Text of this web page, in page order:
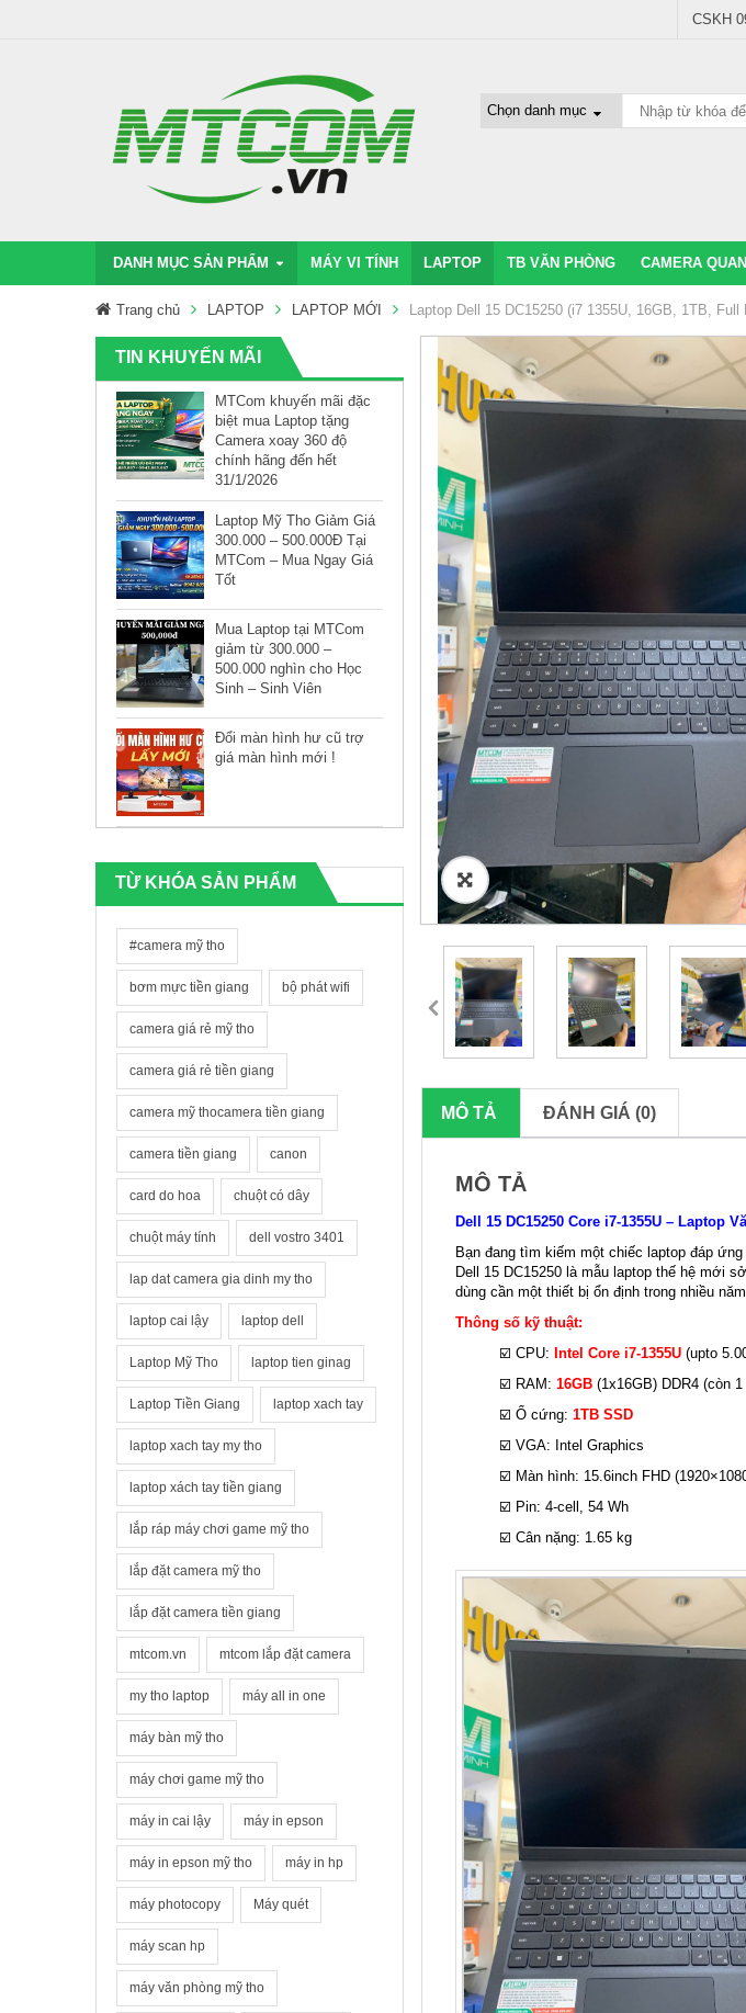
CSKH
DANH MỤC SẢN PHẨM MÁY VI TÍNH LAPTOP TB VĂN PHÒNG CAMERA
Trang chủ LAPTOP LAPTOP MỚI Laptop Dell 15 DC15250 (i7 1355U, 16GB, 1TB,
TIN KHUYẾN MÃI
MTCom khuyến mãi đặc
biệt mua Laptop tặng
Camera xoay 360 độ
chính hãng đến hết
31/1/2026
Laptop Mỹ Tho Giảm Giá
300.000 – 500.000Đ Tại
MTCom – Mua Ngay Giá
Tốt
Mua Laptop tại MTCom
giảm từ 300.000 –
500.000 nghìn cho Học
Sinh – Sinh Viên
Đổi màn hình hư cũ trợ
giá màn hình mới !
TỪ KHÓA SẢN PHẨM
#camera mỹ tho
bơm mực tiền giang bộ phát wifi
camera giá rẻ mỹ tho
camera giá rẻ tiền giang
camera mỹ thocamera tiền giang
camera tiền giang canon
card do hoa chuột có dây
chuột máy tính dell vostro 3401
lap dat camera gia dinh my tho
laptop cai lậy laptop dell
Laptop Mỹ Tho laptop tien ginag
Laptop Tiền Giang laptop xach tay
laptop xach tay my tho
laptop xách tay tiền giang
lắp ráp máy chơi game mỹ tho
lắp đặt camera mỹ tho
lắp đặt camera tiền giang
mtcom.vn mtcom lắp đặt camera
my tho laptop máy all in one
máy bàn mỹ tho
máy chơi game mỹ tho
máy in cai lậy máy in epson
máy in epson mỹ tho máy in hp
máy photocopy Máy quét
máy scan hp
máy văn phòng mỹ tho
🔍
MÔ TẢ ĐÁNH GIÁ (0)
MÔ TẢ
Dell 15 DC15250 Core i7-1355U – Laptop
Bạn đang tìm kiếm một chiếc laptop đáp
Dell 15 DC15250 là mẫu laptop thế hệ mới
dùng cần một thiết bị ổn định trong nhiều
Thông số kỹ thuật:
☑️ CPU: Intel Core i7-1355U (upto
☑️ RAM: 16GB (1x16GB) DDR4 (còn
☑️ Ổ cứng: 1TB SSD
☑️ VGA: Intel Graphics
☑️ Màn hình: 15.6inch FHD
☑️ Pin: 4-cell, 54 Wh
☑️ Cân nặng: 1.65 kg